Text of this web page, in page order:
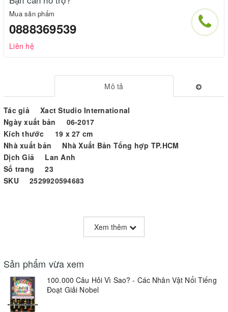
Mua sản phẩm
0888369539
Liên hệ
Mô tả
Tác giả Xact Studio International
Ngày xuất bản 06-2017
Kích thước 19 x 27 cm
Nhà xuất bản Nhà Xuất Bản Tổng hợp TP.HCM
Dịch Giả Lan Anh
Số trang 23
SKU 2529920594683
100000 Câu Hỏi Vì Sao?
Vì sao nước biển có màu xanh và có vị mặn? Vì sao Mặt Trời mọc
trời? Vì sao em bé chưa biết nói? Vì sao phải có xăng thì xe mới
chạy được? Vì sao con thằn lần đi được trên trần nhà? Vì sao...?
Vì sao...?
Phía sau hàng loạt câu hỏi Vì sao? Tại sao? Thế nào? Là vô vàn
Xem thêm
Sản phẩm vừa xem
100.000 Câu Hỏi Vì Sao? - Các Nhân Vật Nổi Tiếng
Đoạt Giải Nobel